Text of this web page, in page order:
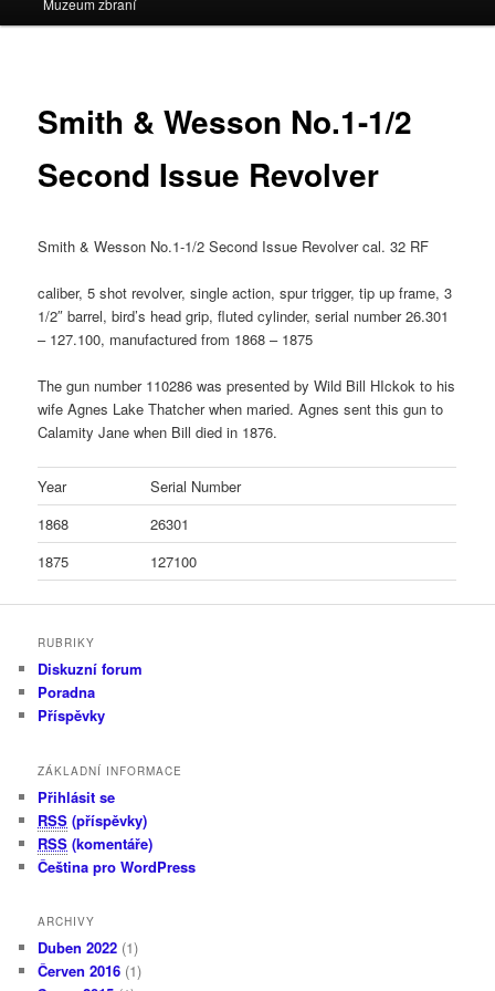
Smith & Wesson No.1-1/2
Second Issue Revolver
Smith & Wesson No.1-1/2 Second Issue Revolver cal. 32 RF
caliber, 5 shot revolver, single action, spur trigger, tip up frame, 3
1/2″ barrel, bird’s head grip, fluted cylinder, serial number 26.301
– 127.100, manufactured from 1868 – 1875
The gun number 110286 was presented by Wild Bill HIckok to his
wife Agnes Lake Thatcher when maried. Agnes sent this gun to
Calamity Jane when Bill died in 1876.
Year
Serial Number
1868
26301
1875
127100
RUBRIKY
Diskuzní forum
Poradna
Příspěvky
ZÁKLADNÍ INFORMACE
Přihlásit se
RSS (příspěvky)
RSS (komentáře)
Čeština pro WordPress
ARCHIVY
Duben 2022 (1)
Červen 2016 (1)